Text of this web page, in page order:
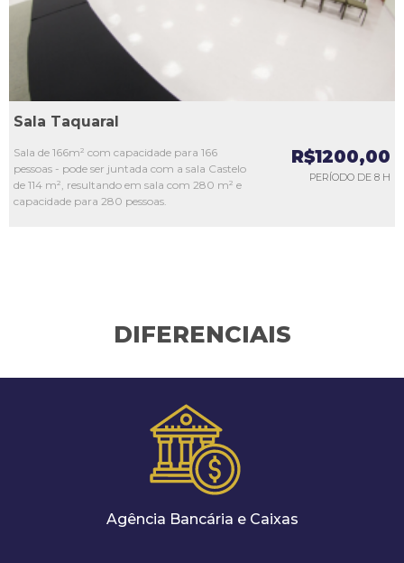
Sala Taquaral
Sala de 166m² com capacidade para 166
pessoas - pode ser juntada com a sala Castelo
de 114 m², resultando em sala com 280 m² e
capacidade para 280 pessoas.
R$1200,00
PERÍODO DE 8 H
DIFERENCIAIS
Agência Bancária e Caixas